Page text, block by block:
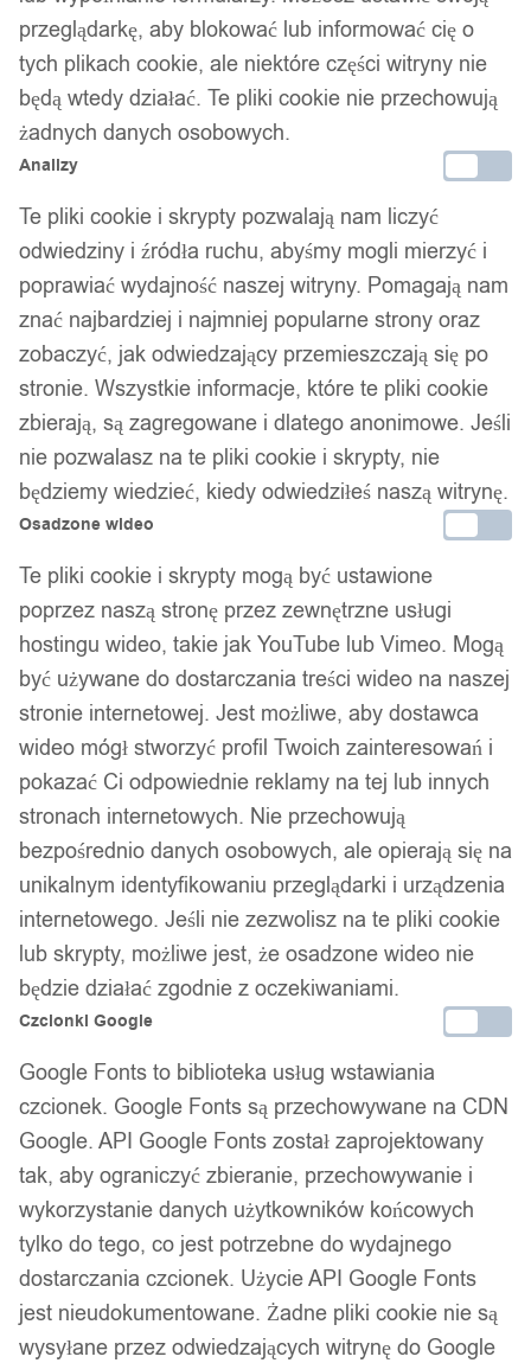
Srebrna obrączka ślubna
pierścionek stal 316l r.22
40,00zł
Dostawa w 24h
Zamówienia złożone do 14:00 wysyłamy tego samego dnia.
Dostawa w 24h
Zamówienia złożone do 14:00 wysyłamy tego samego dnia.
Kod produktu:
Dostępny w magazynie - szybka dostawa
Dodaj do koszyka
Zamówienia złożone do 14:00 w dni robocze wysyłamy tego
samego dnia.
Bezpieczne płatności
14 dni na zwrot
Gwarancja producenta
Podobne produkty
Produkty, które mogą Cię zainteresować
przeglądarkę, aby blokować lub informować cię o
tych plikach cookie, ale niektóre części witryny nie
będą wtedy działać. Te pliki cookie nie przechowują
żadnych danych osobowych.
Analizy
Te pliki cookie i skrypty pozwalają nam liczyć
odwiedziny i źródła ruchu, abyśmy mogli mierzyć i
poprawiać wydajność naszej witryny. Pomagają nam
znać najbardziej i najmniej popularne strony oraz
zobaczyć, jak odwiedzający przemieszczają się po
stronie. Wszystkie informacje, które te pliki cookie
zbierają, są zagregowane i dlatego anonimowe. Jeśli
nie pozwalasz na te pliki cookie i skrypty, nie
będziemy wiedzieć, kiedy odwiedziłeś naszą witrynę.
Osadzone wideo
Te pliki cookie i skrypty mogą być ustawione
poprzez naszą stronę przez zewnętrzne usługi
hostingu wideo, takie jak YouTube lub Vimeo. Mogą
być używane do dostarczania treści wideo na naszej
stronie internetowej. Jest możliwe, aby dostawca
wideo mógł stworzyć profil Twoich zainteresowań i
pokazać Ci odpowiednie reklamy na tej lub innych
stronach internetowych. Nie przechowują
bezpośrednio danych osobowych, ale opierają się na
unikalnym identyfikowaniu przeglądarki i urządzenia
internetowego. Jeśli nie zezwolisz na te pliki cookie
lub skrypty, możliwe jest, że osadzone wideo nie
będzie działać zgodnie z oczekiwaniami.
Czcionki Google
Google Fonts to biblioteka usług wstawiania
czcionek. Google Fonts są przechowywane na CDN
Google. API Google Fonts został zaprojektowany
tak, aby ograniczyć zbieranie, przechowywanie i
wykorzystanie danych użytkowników końcowych
tylko do tego, co jest potrzebne do wydajnego
dostarczania czcionek. Użycie API Google Fonts
jest nieudokumentowane. Żadne pliki cookie nie są
wysyłane przez odwiedzających witrynę do Google